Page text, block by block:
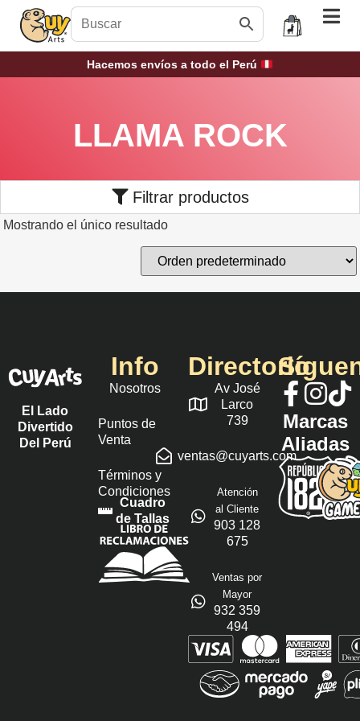
Hacemos envíos a todo el Perú
LLAMA ROCK
Filtrar productos
Mostrando el único resultado
El Lado
Divertido
Del Perú
Info
Nosotros
Puntos de
Venta
Términos y
Condiciones
Cuadro
de Tallas
Directorio
Av José
Larco
739
ventas@cuyarts.com
Atención
al Cliente
903 128
675
Ventas por
Mayor
932 359
494
Marcas
Aliadas